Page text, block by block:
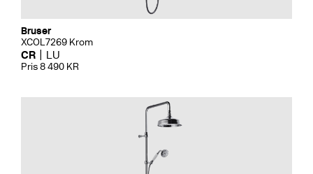
Bruser
XCOL7269 Krom
CR LU
Pris 8 490 KR